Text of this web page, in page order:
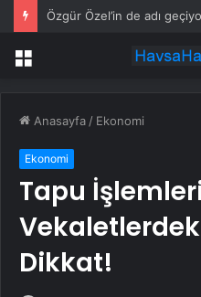
Menü
Anasayfa / Ekonomi
Ekonomi
Tapu
Dikkat!